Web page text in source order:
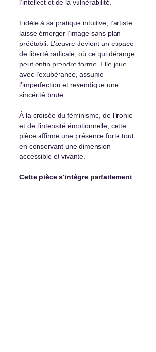
l’intellect et de la vulnérabilité.
Fidèle à sa pratique intuitive, l’artiste
laisse émerger l’image sans plan
préétabli. L’œuvre devient un espace
de liberté radicale, où ce qui dérange
peut enfin prendre forme. Elle joue
avec l’exubérance, assume
l’imperfection et revendique une
sincérité brute.
À la croisée du féminisme, de l’ironie
et de l’intensité émotionnelle, cette
pièce affirme une présence forte tout
en conservant une dimension
accessible et vivante.
Cette pièce s’intègre parfaitement